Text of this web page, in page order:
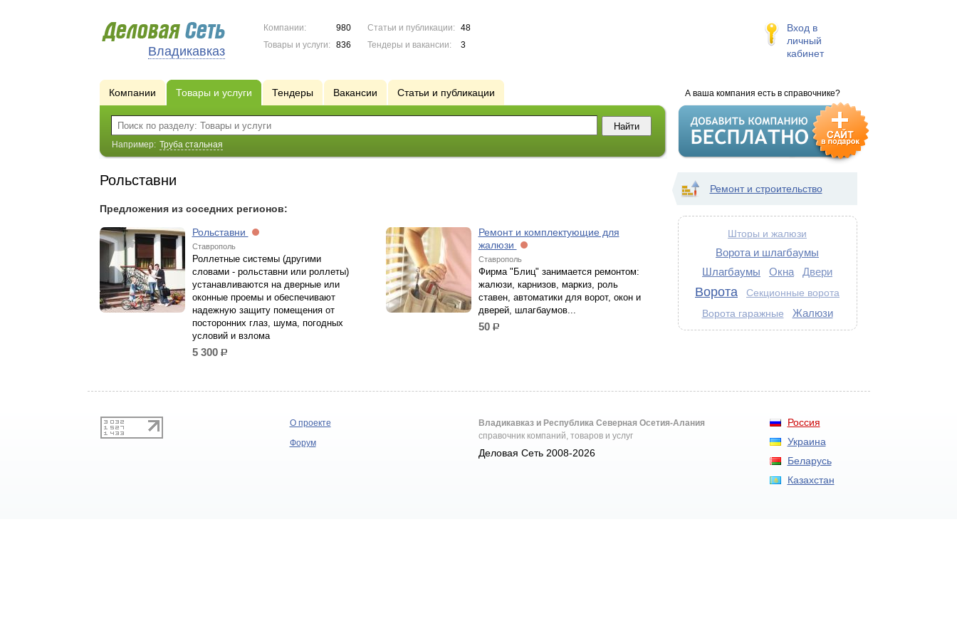
Владикавказ
Компании:
980
Товары и услуги:
836
Статьи и публикации:
48
Тендеры и вакансии:
3
Вход в
личный
кабинет
А ваша компания есть в справочнике?
Компании Товары и услуги Тендеры Вакансии Статьи и публикации
Например: Труба стальная
Рольставни
Предложения из соседних регионов:
Рольставни
Ставрополь
Роллетные системы (другими
словами - рольставни или роллеты)
устанавливаются на дверные или
оконные проемы и обеспечивают
надежную защиту помещения от
посторонних глаз, шума, погодных
условий и взлома
5 300 р.
Ремонт и комплектующие для
жалюзи
Ставрополь
Фирма "Блиц" занимается ремонтом:
жалюзи, карнизов, маркиз, роль
ставен, автоматики для ворот, окон и
дверей, шлагбаумов...
50 р.
Ремонт и строительство
Шторы и жалюзи
Ворота и шлагбаумы
Шлагбаумы
Окна Двери
Ворота Секционные ворота
Ворота гаражные Жалюзи
Россия
Украина
Беларусь
Казахстан
О проекте
Форум
Владикавказ и Республика Северная Осетия-Алания
справочник компаний, товаров и услуг
Деловая Сеть 2008-2026